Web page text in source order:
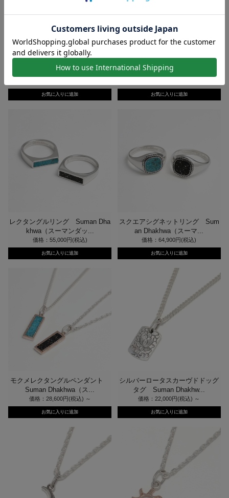
Dhakhwa（スーマン...
a（スーマンダックワ...
レクタングルリング Suman Dha
khwa（スーマンダッ...
価格：55,000円(税込)
スクエアシグネットリング Sum
an Dhakhwa（スーマ...
価格：64,900円(税込)
モクメレクタングルペンダント
Suman Dhakhwa（ス...
価格：28,600円(税込) ～
シルバーロータスカーヴドドッグ
タグ Suman Dhakhw...
価格：22,000円(税込) ～